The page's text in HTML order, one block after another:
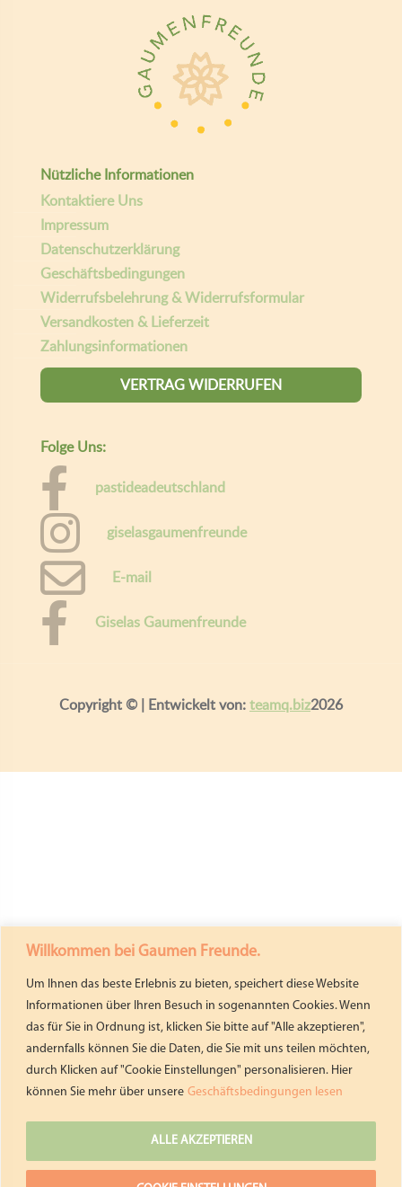
Willkommen bei Gaumen Freunde.
Um Ihnen das beste Erlebnis zu bieten, speichert diese Website
Informationen über Ihren Besuch in sogenannten Cookies. Wenn
das für Sie in Ordnung ist, klicken Sie bitte auf "Alle akzeptieren",
andernfalls können Sie die Daten, die Sie mit uns teilen möchten,
durch Klicken auf "Cookie Einstellungen" personalisieren. Hier
können Sie mehr über unsere Geschäftsbedingungen lesen
ALLE AKZEPTIEREN
Nützliche Informationen
Kontaktiere Uns
Impressum
Datenschutzerklärung
Geschäftsbedingungen
Widerrufsbelehrung & Widerrufsformular
Versandkosten & Lieferzeit
Zahlungsinformationen
VERTRAG WIDERRUFEN
Folge Uns:
pastideadeutschland
giselasgaumenfreunde
E-mail
Giselas Gaumenfreunde
Copyright © | Entwickelt von:teamq.biz2026